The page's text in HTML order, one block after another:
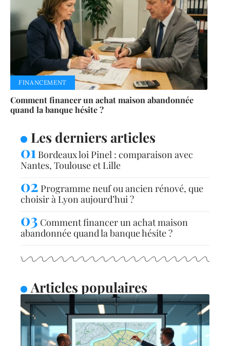
FINANCEMENT
Comment financer un achat maison abandonnée
quand la banque hésite ?
Les derniers articles
Bordeaux loi Pinel : comparaison avec
Nantes, Toulouse et Lille
Programme neuf ou ancien rénové, que
choisir à Lyon aujourd’hui ?
Comment financer un achat maison
abandonnée quand la banque hésite ?
Articles populaires